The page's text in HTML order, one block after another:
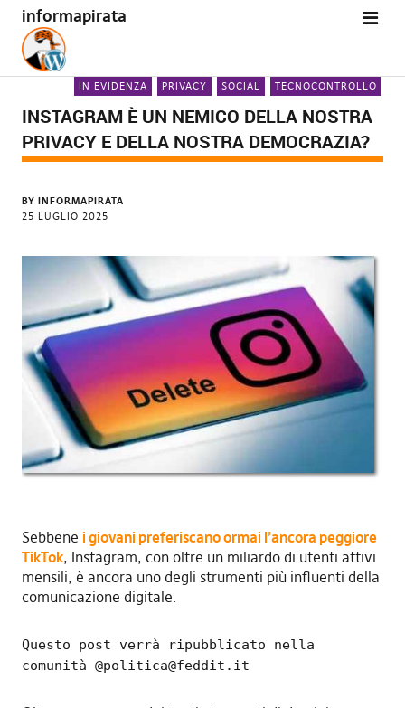
informapirata
IN EVIDENZA PRIVACY SOCIAL TECNOCONTROLLO
INSTAGRAM È UN NEMICO DELLA NOSTRA
PRIVACY E DELLA NOSTRA DEMOCRAZIA?
BY INFORMAPIRATA
25 LUGLIO 2025
Sebbene i giovani preferiscano ormai l’ancora peggiore
TikTok, Instagram, con oltre un miliardo di utenti attivi
mensili, è ancora uno degli strumenti più influenti della
comunicazione digitale.
Questo post verrà ripubblicato nella
comunità @politica@feddit.it